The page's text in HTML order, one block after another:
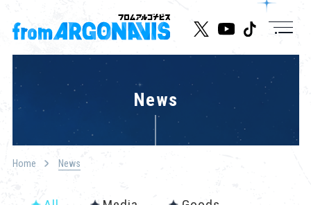
Live/Event
Character
News
Home News